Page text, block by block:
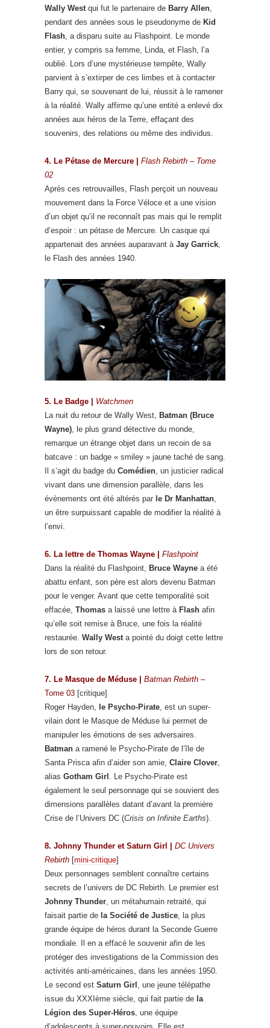
Wally Westqui fut le partenaire de Barry Allen,
pendant des années sous le pseudonyme de Kid
Flash, a disparu suite au Flashpoint. Le monde
entier, y compris sa femme, Linda, et Flash, l’a
oublié. Lors d’une mystérieuse tempête, Wally
parvient à s’extirper de ces limbes et à contacter
Barry qui, se souvenant de lui, réussit à le ramener
à la réalité. Wally affirme qu’une entité a enlevé dix
années aux héros de la Terre, effaçant des
souvenirs, des relations ou même des individus.
4. Le Pétase de Mercure | Flash Rebirth – Tome
02
Après ces retrouvailles, Flash perçoit un nouveau
mouvement dans la Force Véloce et a une vision
d’un objet qu’il ne reconnaît pas mais qui le remplit
d’espoir : un pétase de Mercure. Un casque qui
appartenait des années auparavant à Jay Garrick,
le Flash des années 1940.
5. Le Badge | Watchmen
La nuit du retour de Wally West, Batman (Bruce
Wayne), le plus grand détective du monde,
remarque un étrange objet dans un recoin de sa
batcave : un badge « smiley » jaune taché de sang.
Il s’agit du badge du Comédien, un justicier radical
vivant dans une dimension parallèle, dans les
évènements ont été altérés par le Dr Manhattan,
un être surpuissant capable de modifier la réalité à
l’envi.
6. La lettre de Thomas Wayne | Flashpoint
Dans la réalité du Flashpoint, Bruce Wayne a été
abattu enfant, son père est alors devenu Batman
pour le venger. Avant que cette temporalité soit
effacée, Thomas a laissé une lettre à Flash afin
qu’elle soit remise à Bruce, une fois la réalité
restaurée. Wally Westa pointé du doigt cette lettre
lors de son retour.
7. Le Masque de Méduse | Batman Rebirth –
Tome 03 [critique]
Roger Hayden, le Psycho-Pirate, est un super-
vilain dont le Masque de Méduse lui permet de
manipuler les émotions de ses adversaires.
Batman a ramené le Psycho-Pirate de l’île de
Santa Prisca afin d’aider son amie, Claire Clover,
alias Gotham Girl . Le Psycho-Pirate est
également le seul personnage qui se souvient des
dimensions parallèles datant d’avant la première
Crise de l’Univers DC (Crisis on Infinite Earths).
8. Johnny Thunder et Saturn Girl
DC Univers
Rebirth [mini-critique]
Deux personnages semblent connaître certains
secrets de l’univers de DC Rebirth. Le premier est
Johnny Thunder, un métahumain retraité, qui
faisait partie de la Société de Justice, la plus
grande équipe de héros durant la Seconde Guerre
mondiale. Il en a effacé le souvenir afin de les
protéger des investigations de la Commission des
activités anti-américaines, dans les années 1950.
Le second est Saturn Girl , une jeune télépathe
issue du XXXIème siècle, qui fait partie de la
Légion des Super-Héros, une équipe